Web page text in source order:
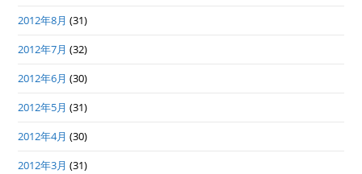
2012年8月 (31)
2012年7月 (32)
2012年6月 (30)
2012年5月 (31)
2012年4月 (30)
2012年3月 (31)